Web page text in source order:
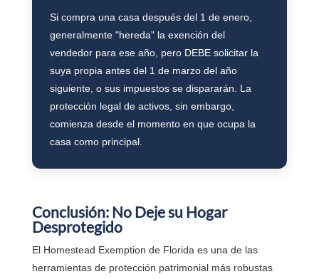
Si compra una casa después del 1 de enero,
generalmente "hereda" la exención del
vendedor para ese año, pero DEBE solicitar la
suya propia antes del 1 de marzo del año
siguiente, o sus impuestos se dispararán. La
protección legal de activos, sin embargo,
comienza desde el momento en que ocupa la
casa como principal.
Conclusión: No Deje su Hogar
Desprotegido
El Homestead Exemption de Florida es una de las
herramientas de protección patrimonial más robustas